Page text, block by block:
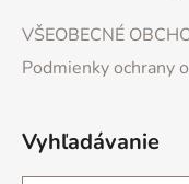
VŠEOBECNÉ
Podmienky ochrany
Vyhľadávanie